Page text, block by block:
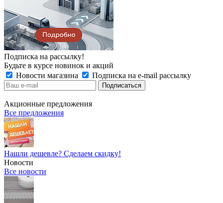
Подписка на рассылку!
Будьте в курсе новинок и акций
Новости магазина
Подписка на e-mail рассылку
Акционные предложения
Все предложения
Нашли дешевле? Сделаем скидку!
Новости
Все новости